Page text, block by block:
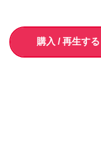
購入 / 再生する